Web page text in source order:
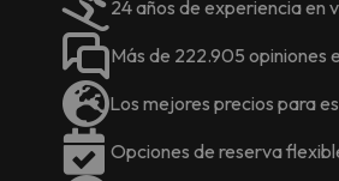
ideal para
Si tu
encuentra a
coche del
único
24 años de experiencia en
Más de 222.905 opiniones
Los mejores precios para
Opciones de reserva